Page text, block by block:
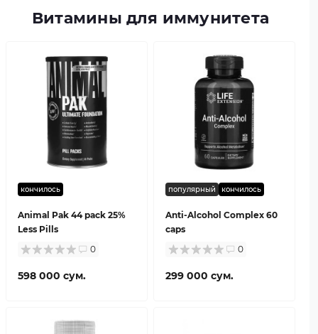
Витамины для иммунитета
кончилось
Animal Pak 44 pack 25%
Less Pills
0
598 000 сум.
популярный кончилось
Anti-Alcohol Complex 60
caps
0
299 000 сум.